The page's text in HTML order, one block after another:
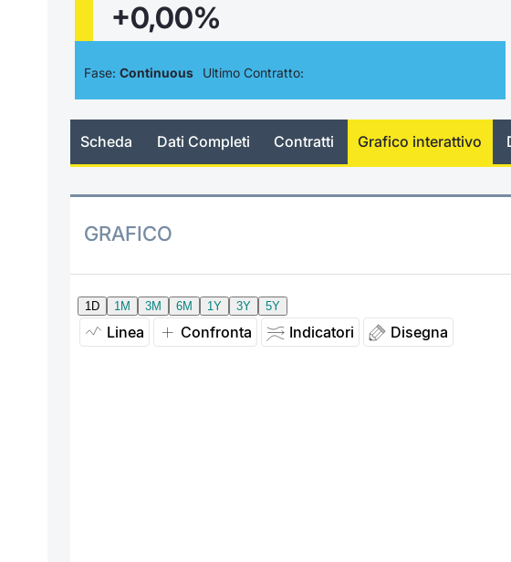
+0,00%
Fase: Continuous Ultimo Contratto:
Scheda Dati Completi Contratti Grafico interattivo
GRAFICO